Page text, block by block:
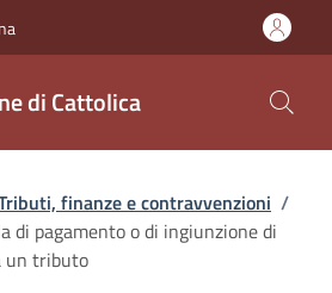
di Cattolica
finanze e contravvenzioni /
di pagamento o di ingiunzione di
un tributo